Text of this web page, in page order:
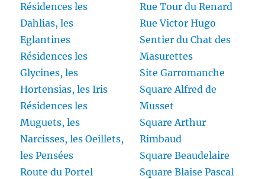
Résidences les
Dahlias, les
Eglantines
Résidences les
Glycines, les
Hortensias, les Iris
Résidences les
Muguets, les
Narcisses, les Oeillets,
les Pensées
Route du Portel
Rue Tour du Renard
Rue Victor Hugo
Sentier du Chat des
Masurettes
Site Garromanche
Square Alfred de
Musset
Square Arthur
Rimbaud
Square Beaudelaire
Square Blaise Pascal